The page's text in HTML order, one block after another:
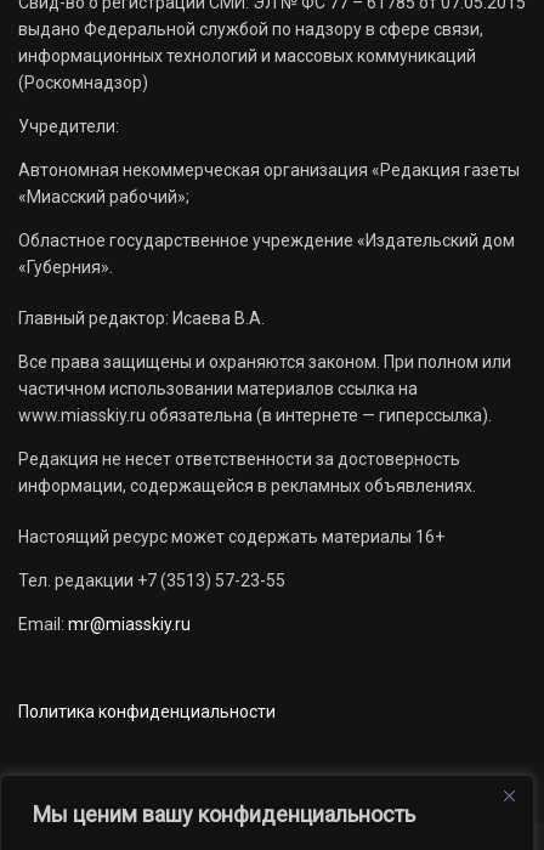
Мы ценим вашу конфиденциальность
выдано Федеральной службой по надзору в сфере связи,
информационных технологий и массовых коммуникаций
(Роскомнадзор)
Учредители:
Автономная некоммерческая организация «Редакция газеты
«Миасский рабочий»;
Областное государственное учреждение «Издательский дом
«Губерния».
Главный редактор: Исаева В.А.
Все права защищены и охраняются законом. При полном или
частичном использовании материалов ссылка на
www.miasskiy.ru обязательна (в интернете — гиперссылка).
Редакция не несет ответственности за достоверность
информации, содержащейся в рекламных объявлениях.
Настоящий ресурс может содержать материалы 16+
Тел. редакции +7 (3513) 57-23-55
Email: mr@miasskiy.ru
Политика конфиденциальности